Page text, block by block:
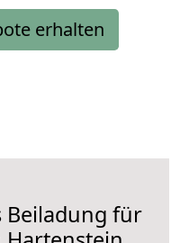
erhalten
Beiladung für